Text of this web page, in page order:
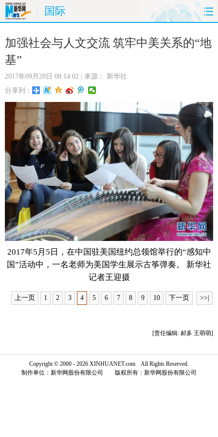
国际
首页 时政 国际 财经
娱乐
时尚 思客
港澳 台湾 华人 汽车
科技 能源 房产 公司
图片 视频 彩票 食品
旅游 健康 信息化 数据
金融 公益 军事 无人机
富媒体 摄影 新华广播
新华电视中文 新华电视英文 返回PC
加强社会与人文交流 筑牢中美关系的“地
基”
2017年09月28日 08:14:02 | 来源： 新华社
分享到：
2017年5月5日，在中国驻美国纽约总领馆举行的“感知中
国”活动中，一名老师为美国学生展示古筝弹奏。 新华社
记者王迎摄
上一页 1 2 3 4 5 6 7 8 9 10 下一页 >>|
[责任编辑: 郝多 王萌萌]
Copyright © 2000 - 2026 XINHUANET.com All Rights Reserved.
制作单位：新华网股份有限公司 版权所有：新华网股份有限公司